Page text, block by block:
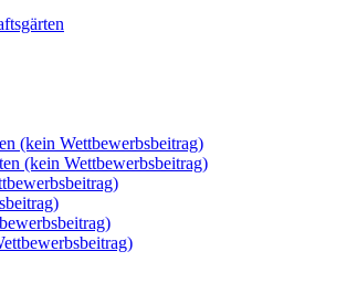
(kein Wettbewerbsbeitrag)
(kein Wettbewerbsbeitrag)